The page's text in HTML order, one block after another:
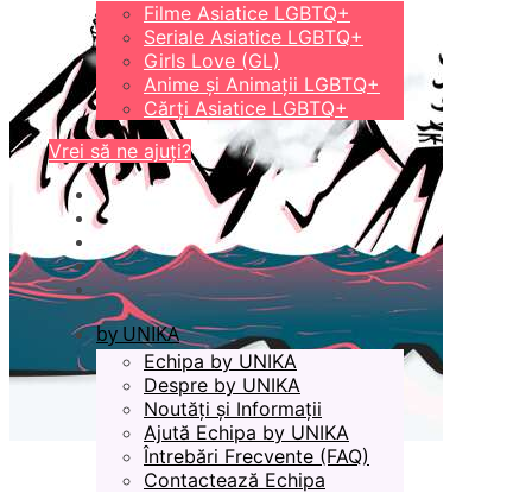
Filme Asiatice LGBTQ+
Seriale Asiatice LGBTQ+
Girls Love (GL)
Anime și Animații LGBTQ+
Cărți Asiatice LGBTQ+
Vrei să ne ajuți?
by UNIKA
Echipa by UNIKA
Despre by UNIKA
Noutăți și Informații
Ajută Echipa by UNIKA
Întrebări Frecvente (FAQ)
Contactează Echipa